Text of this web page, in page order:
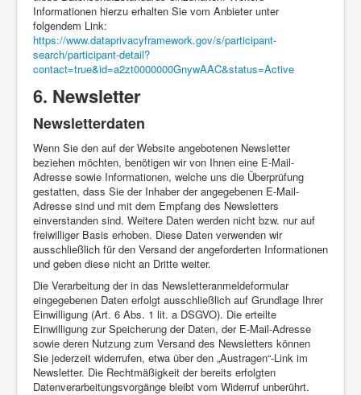
Informationen hierzu erhalten Sie vom Anbieter unter
folgendem Link:
https://www.dataprivacyframework.gov/s/participant-
search/participant-detail?
contact=true&id=a2zt0000000GnywAAC&status=Active
6. Newsletter
Newsletter­daten
Wenn Sie den auf der Website angebotenen Newsletter
beziehen möchten, benötigen wir von Ihnen eine E-Mail-
Adresse sowie Informationen, welche uns die Überprüfung
gestatten, dass Sie der Inhaber der angegebenen E-Mail-
Adresse sind und mit dem Empfang des Newsletters
einverstanden sind. Weitere Daten werden nicht bzw. nur auf
freiwilliger Basis erhoben. Diese Daten verwenden wir
ausschließlich für den Versand der angeforderten Informationen
und geben diese nicht an Dritte weiter.
Die Verarbeitung der in das Newsletteranmeldeformular
eingegebenen Daten erfolgt ausschließlich auf Grundlage Ihrer
Einwilligung (Art. 6 Abs. 1 lit. a DSGVO). Die erteilte
Einwilligung zur Speicherung der Daten, der E-Mail-Adresse
sowie deren Nutzung zum Versand des Newsletters können
Sie jederzeit widerrufen, etwa über den „Austragen“-Link im
Newsletter. Die Rechtmäßigkeit der bereits erfolgten
Datenverarbeitungsvorgänge bleibt vom Widerruf unberührt.